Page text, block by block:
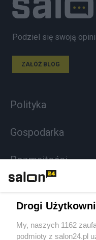
Podziel się swoją
ZAŁÓŻ BLOG
Polityka
Gospodarka
Rozmaitości
Sport
Drogi
My, naszych 1162
podmioty z salon24.pl